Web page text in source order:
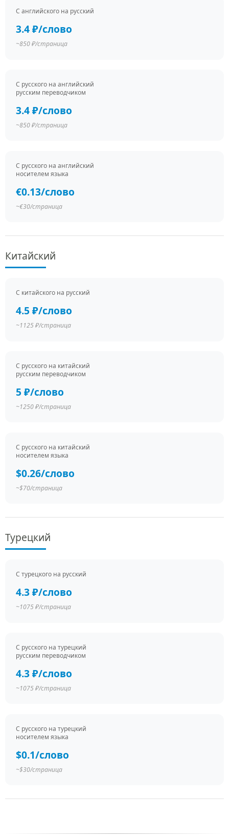
С английского на русский
3.4 ₽/слово
~850 ₽/страница
С русского на английский
русским переводчиком
3.4 ₽/слово
~850 ₽/страница
С русского на английский
носителем языка
€0.13/слово
~€30/страница
Китайский
С китайского на русский
4.5 ₽/слово
~1125 ₽/страница
С русского на китайский
русским переводчиком
5 ₽/слово
~1250 ₽/страница
С русского на китайский
носителем языка
$0.26/слово
~$70/страница
Турецкий
С турецкого на русский
4.3 ₽/слово
~1075 ₽/страница
С русского на турецкий
русским переводчиком
4.3 ₽/слово
~1075 ₽/страница
С русского на турецкий
носителем языка
$0.1/слово
~$30/страница